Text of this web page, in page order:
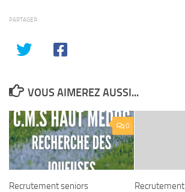
PARTAGER
VOUS AIMEREZ AUSSI...
0
Recrutement seniors
Recrutement